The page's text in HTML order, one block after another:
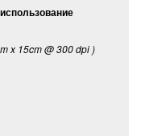
x 15cm @ 300 dpi )